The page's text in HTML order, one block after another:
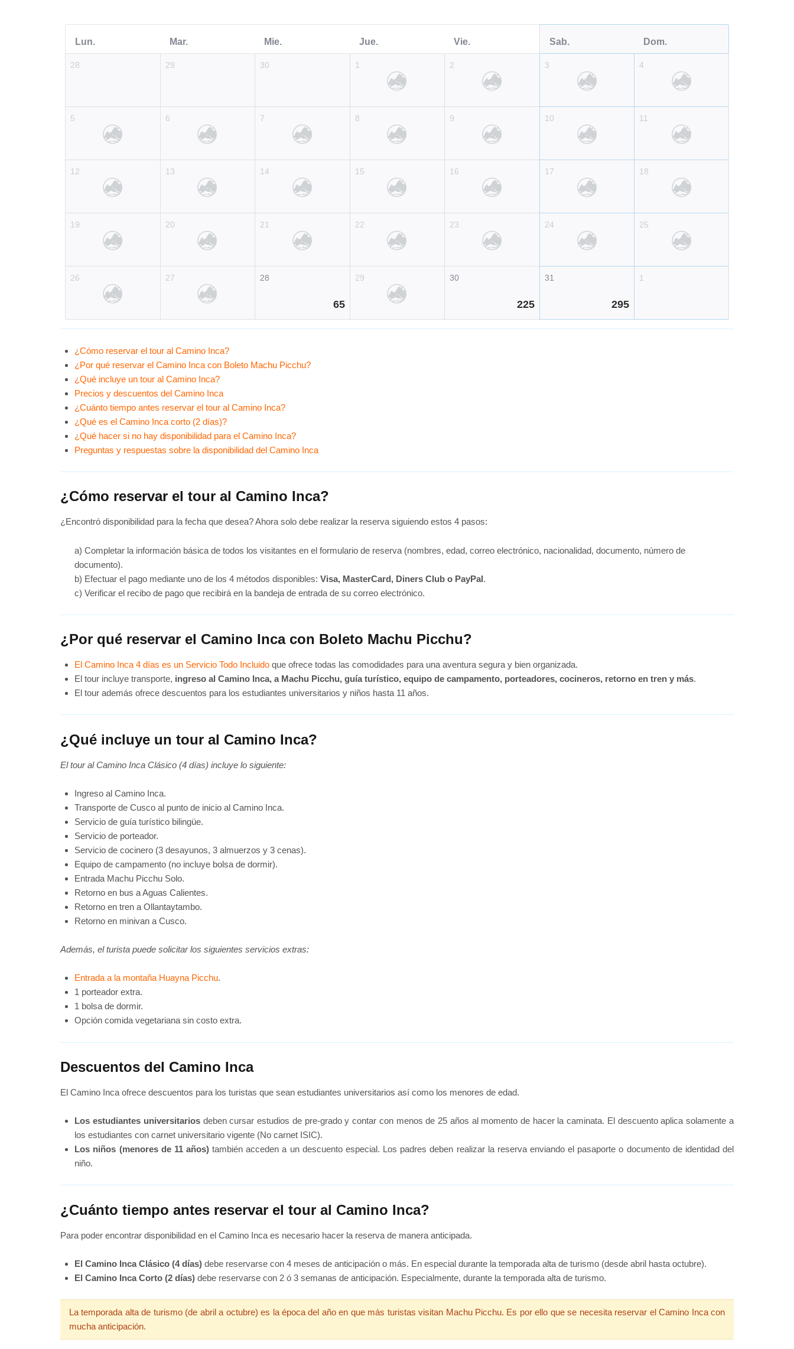
Lun.
28
5
12
19
26
Mar.
29
6
13
20
27
Mie.
30
7
14
21
28
65
Jue.
1
8
15
22
29
Vie.
2
9
16
23
30
225
Sab.
3
10
17
24
31
295
Dom.
4
11
18
25
1
¿Cómo reservar el tour al Camino Inca?
¿Por qué reservar el Camino Inca con Boleto Machu Picchu?
¿Qué incluye un tour al Camino Inca?
Precios y descuentos del Camino Inca
¿Cuánto tiempo antes reservar el tour al Camino Inca?
¿Qué es el Camino Inca corto (2 días)?
¿Qué hacer si no hay disponibilidad para el Camino Inca?
Preguntas y respuestas sobre la disponibilidad del Camino Inca
¿Cómo reservar el tour al Camino Inca?
¿Encontró disponibilidad para la fecha que desea? Ahora solo debe realizar la reserva siguiendo estos 4 pasos:
a) Completar la información básica de todos los visitantes en el formulario de reserva (nombres, edad, correo electrónico, nacionalidad, documento, número de
documento).
b) Efectuar el pago mediante uno de los 4 métodos disponibles:Visa, MasterCard, Diners Club o PayPal.
c) Verificar el recibo de pago que recibirá en la bandeja de entrada de su correo electrónico.
¿Por qué reservar el Camino Inca con Boleto Machu Picchu?
El Camino Inca 4 días es un Servicio Todo Incluido que ofrece todas las comodidades para una aventura segura y bien organizada.
El tour incluye transporte, ingreso al Camino Inca, a Machu Picchu, guía turístico, equipo de campamento, porteadores, cocineros, retorno en tren y más.
El tour además ofrece descuentos para los estudiantes universitarios y niños hasta 11 años.
¿Qué incluye un tour al Camino Inca?
El tour al Camino Inca Clásico (4 días) incluye lo siguiente:
Ingreso al Camino Inca.
Transporte de Cusco al punto de inicio al Camino Inca.
Servicio de guía turístico bilingüe.
Servicio de porteador.
Servicio de cocinero (3 desayunos, 3 almuerzos y 3 cenas).
Equipo de campamento (no incluye bolsa de dormir).
Entrada Machu Picchu Solo.
Retorno en bus a Aguas Calientes.
Retorno en tren a Ollantaytambo.
Retorno en minivan a Cusco.
Además, el turista puede solicitar los siguientes servicios extras:
Entrada a la montaña Huayna Picchu.
1 porteador extra.
1 bolsa de dormir.
Opción comida vegetariana sin costo extra.
Descuentos del Camino Inca
El Camino Inca ofrece descuentos para los turistas que sean estudiantes universitarios así como los menores de edad.
Los estudiantes universitariosdeben cursar estudios de pre-grado y contar con menos de 25 años al momento de hacer la caminata. El descuento aplica solamente a
los estudiantes con carnet universitario vigente (No carnet ISIC).
Los niños (menores de 11 años) también acceden a un descuento especial. Los padres deben realizar la reserva enviando el pasaporte o documento de identidad del
niño.
¿Cuánto tiempo antes reservar el tour al Camino Inca?
Para poder encontrar disponibilidad en el Camino Inca es necesario hacer la reserva de manera anticipada.
El Camino Inca Clásico (4 días) debe reservarse con 4 meses de anticipación o más. En especial durante la temporada alta de turismo (desde abril hasta octubre).
El Camino Inca Corto (2 días) debe reservarse con 2 ó 3 semanas de anticipación. Especialmente, durante la temporada alta de turismo.
La temporada alta de turismo (de abril a octubre) es la época del año en que más turistas visitan Machu Picchu. Es por ello que se necesita reservar el Camino Inca con
mucha anticipación.